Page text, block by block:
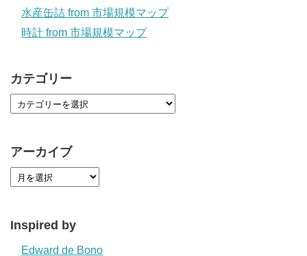
水産缶詰 from 市場規模マップ
時計 from 市場規模マップ
カテゴリー
アーカイブ
Inspired by
Edward de Bono